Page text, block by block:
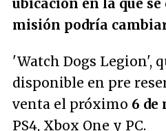
misión podría
'Watch Dogs Legion',
disponible en pre
venta el próximo 6 de
PS4, Xbox One y PC.